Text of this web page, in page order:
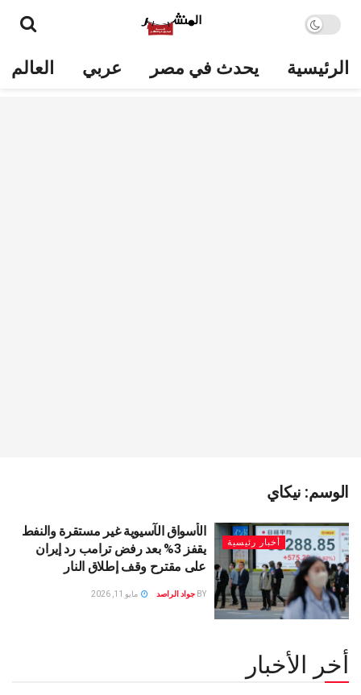
الرئيسية يحدث في مصر عربي العالم
الوسم: نيكاي
أخبار رئيسية
الأسواق الآسيوية غير مستقرة والنفط
يقفز 3% بعد رفض ترامب رد إيران
على مقترح وقف إطلاق النار
BY جواد الراصد مايو 11, 2026
أخر الأخبار